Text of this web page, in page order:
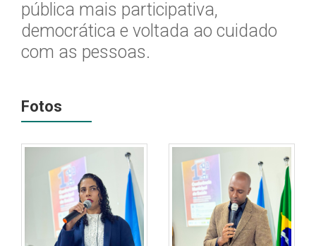
pública mais participativa,
democrática e voltada ao cuidado
com as pessoas.
Fotos